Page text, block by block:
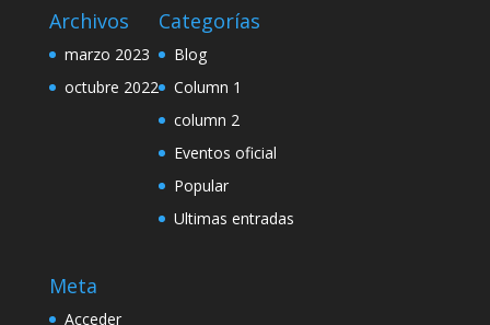
Archivos
marzo 2023
octubre 2022
Categorías
Blog
Column 1
column 2
Eventos oficial
Popular
Ultimas entradas
Meta
Acceder